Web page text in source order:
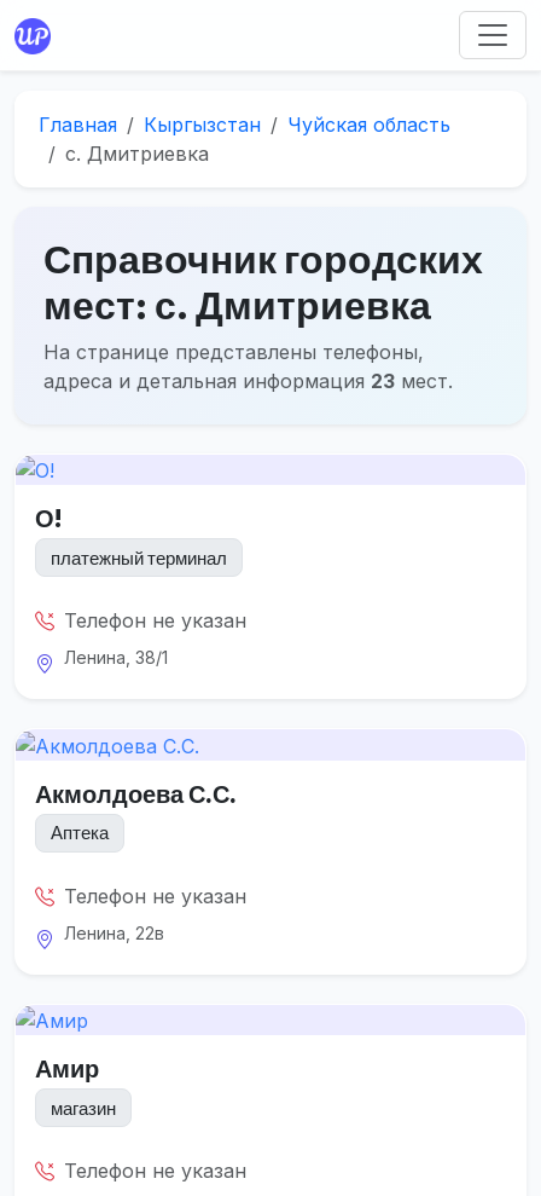
Главная Кыргызстан
Чуйская область
с. Дмитриевка
Справочник городских
мест: с. Дмитриевка
На странице представлены телефоны,
адреса и детальная информация 23 мест.
О!
платежный терминал
Телефон не указан
Ленина, 38/1
Акмолдоева С.С.
Аптека
Телефон не указан
Ленина, 22в
Амир
магазин
Телефон не указан